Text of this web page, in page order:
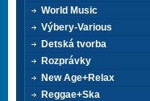
World Music
Výbery-Various
Detská tvorba
Rozprávky
New Age+Relax
Reggae+Ska